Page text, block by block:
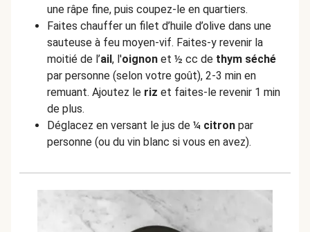
une râpe fine, puis coupez-le en quartiers.
Faites chauffer un filet d’huile d’olive dans une
sauteuse à feu moyen-vif. Faites-y revenir la
moitié de l’ail, l'oignon et ½ cc de thym séché
par personne (selon votre goût), 2-3 min en
remuant. Ajoutez le riz et faites-le revenir 1 min
de plus.
Déglacez en versant le jus de ¼ citron par
personne (ou du vin blanc si vous en avez).